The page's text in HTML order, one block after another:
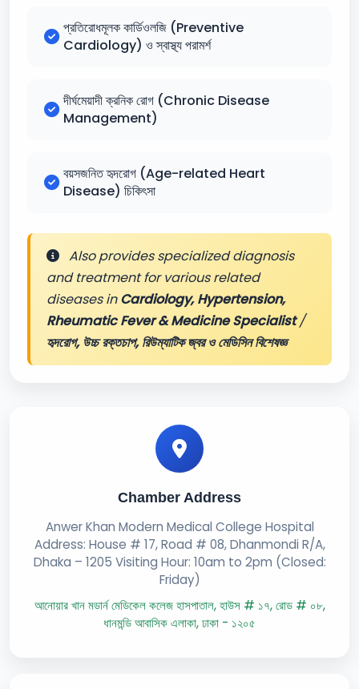
প্রতিরোধমূলক কার্ডিওলজি (Preventive
Cardiology) ও স্বাস্থ্য পরামর্শ
দীর্ঘমেয়াদী ক্রনিক রোগ (Chronic Disease
Management)
বয়সজনিত হৃদরোগ (Age-related Heart
Disease) চিকিৎসা
Also provides specialized diagnosis
and treatment for various related
diseases inCardiology, Hypertension,
Rheumatic Fever & Medicine Specialist/
হৃদরোগ, উচ্চ রক্তচাপ, রিউম্যাটিক জ্বর ও মেডিসিন বিশেষজ্ঞ
Chamber Address
Anwer Khan Modern Medical College Hospital
Address: House # 17, Road # 08, Dhanmondi R/A,
Dhaka – 1205 Visiting Hour: 10am to 2pm (Closed:
Friday)
আনোয়ার খান মডার্ন মেডিকেল কলেজ হাসপাতাল, হাউস # ১৭, রোড # ০৮,
ধানমন্ডি আবাসিক এলাকা, ঢাকা - ১২০৫